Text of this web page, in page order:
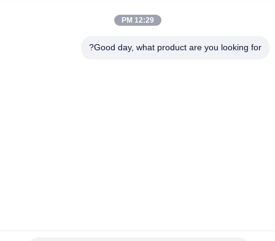
12:29 PM
Good day, what product are you looking for?